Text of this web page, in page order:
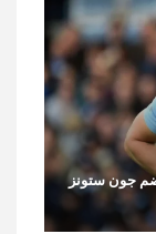
جون ستونز